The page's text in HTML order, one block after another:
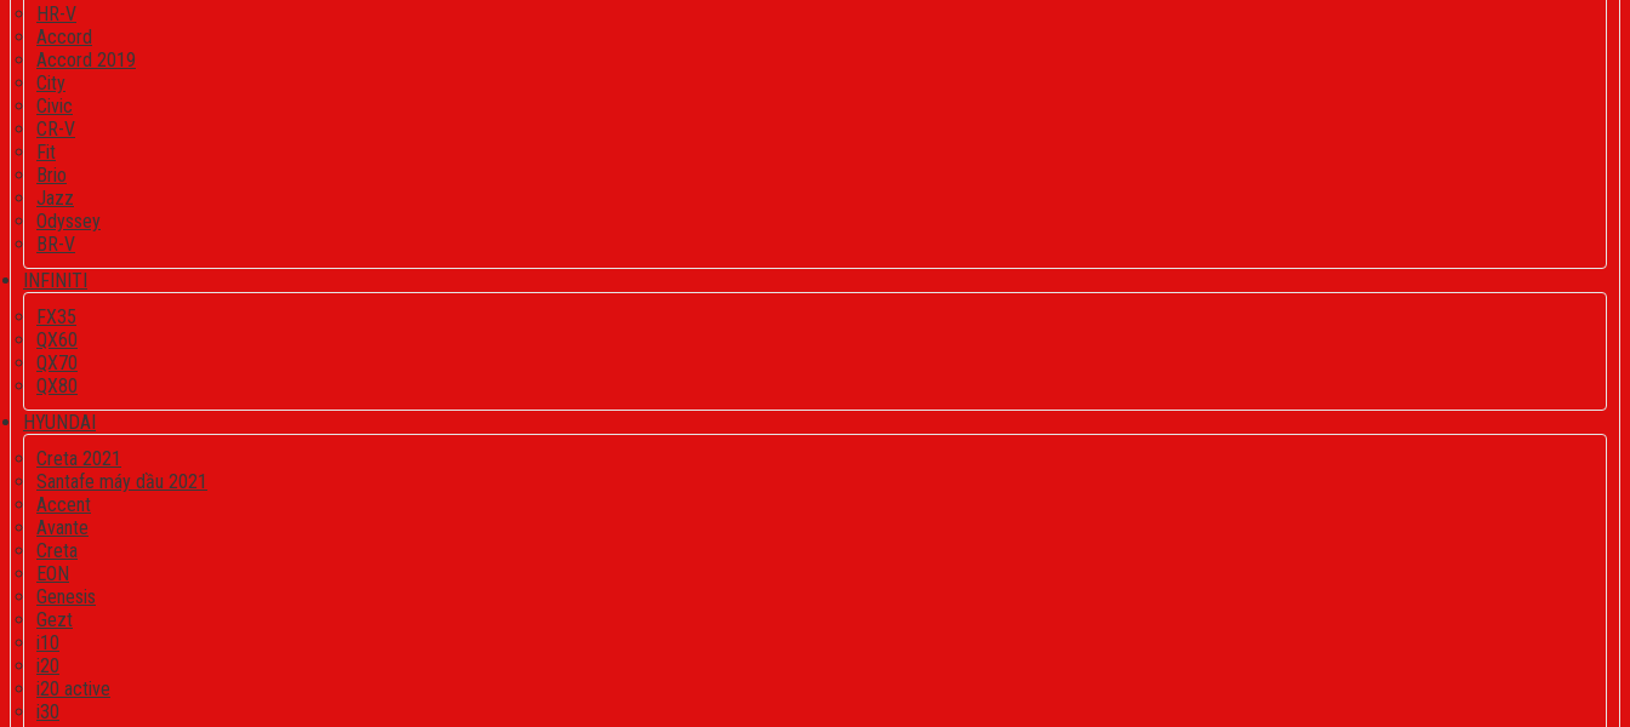
HR-V
Accord
Accord 2019
City
Civic
CR-V
Fit
Brio
Jazz
Odyssey
BR-V
INFINITI
FX35
QX60
QX70
QX80
HYUNDAI
Creta 2021
Santafe máy dầu 2021
Accent
Avante
Creta
EON
Genesis
Gezt
i10
i20
i20 active
i30